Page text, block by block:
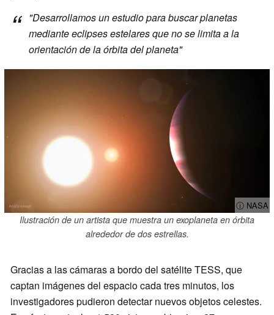
"Desarrollamos un estudio para buscar planetas
mediante eclipses estelares que no se limita a la
orientación de la órbita del planeta"
ⓘ NASA
Ilustración de un artista que muestra un exoplaneta en órbita
alrededor de dos estrellas.
Gracias a las cámaras a bordo del satélite TESS, que
captan imágenes del espacio cada tres minutos, los
investigadores pudieron detectar nuevos objetos celestes.